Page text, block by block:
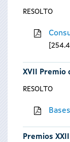
RESOLTO
XVII Premio
RESOLTO
Premios